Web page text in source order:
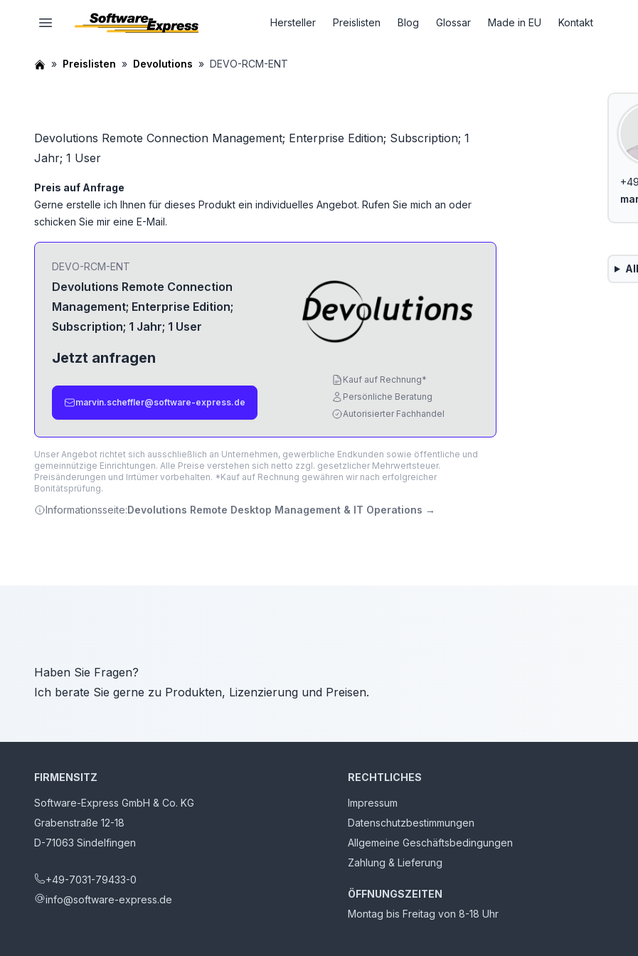
Hersteller Preislisten Blog Glossar Made in EU Kontakt
Preislisten Devolutions DEVO-RCM-ENT
Devolutions Remote Connection Management; Enterprise Edition; Subscription; 1
Jahr; 1 User
Preis auf Anfrage
Gerne erstelle ich Ihnen für dieses Produkt ein individuelles Angebot. Rufen Sie mich an oder
schicken Sie mir eine E-Mail.
DEVO-RCM-ENT
Devolutions Remote Connection
Management; Enterprise Edition;
Subscription; 1 Jahr; 1 User
Jetzt anfragen
marvin.scheffler@software-express.de
Kauf auf Rechnung*
Persönliche Beratung
Autorisierter Fachhandel
Unser Angebot richtet sich ausschließlich an Unternehmen, gewerbliche Endkunden sowie öffentliche und
gemeinnützige Einrichtungen. Alle Preise verstehen sich netto zzgl. gesetzlicher Mehrwertsteuer.
Preisänderungen und Irrtümer vorbehalten. *Kauf auf Rechnung gewähren wir nach erfolgreicher
Bonitätsprüfung.
Informationsseite:Devolutions Remote Desktop Management & IT Operations →
Haben Sie Fragen?
Ich berate Sie gerne zu Produkten, Lizenzierung und Preisen.
FIRMENSITZ
Software-Express GmbH & Co. KG
Grabenstraße 12-18
D-71063 Sindelfingen
+49-7031-79433-0
info@software-express.de
RECHTLICHES
Impressum
Datenschutzbestimmungen
Allgemeine Geschäftsbedingungen
Zahlung & Lieferung
ÖFFNUNGSZEITEN
Montag bis Freitag von 8-18 Uhr